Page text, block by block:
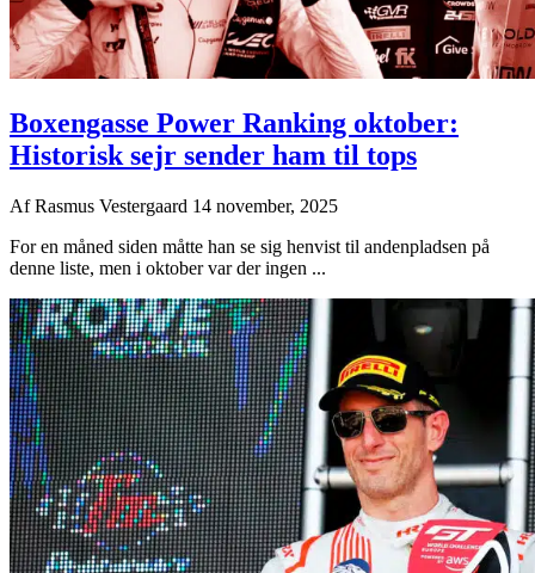
Boxengasse Power Ranking oktober:
Historisk sejr sender ham til tops
AfRasmus Vestergaard 14 november, 2025
For en måned siden måtte han se sig henvist til andenpladsen på
denne liste, men i oktober var der ingen ...